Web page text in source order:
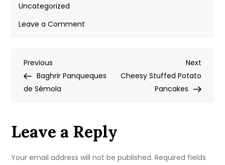
Uncategorized
Leave a Comment
Post
navigation
Previous
Post
Previous
Baghrir Panqueques
de Sémola
Next
Post
Next
Cheesy Stuffed Potato
Pancakes
Leave a Reply
Your email address will not be published. Required fields